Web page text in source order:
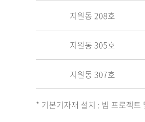
지원동 208호
지원동 305호
지원동 307호
* 기본기자재 설치 : 빔 프로젝트